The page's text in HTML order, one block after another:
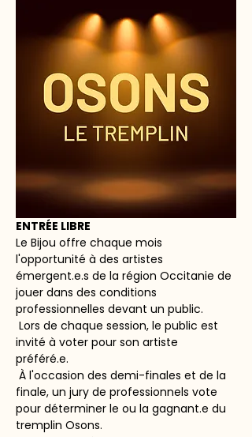
ENTRÉE LIBRE
Le Bijou offre chaque mois
l'opportunité à des artistes
émergent.e.s de la région Occitanie de
jouer dans des conditions
professionnelles devant un public.
Lors de chaque session, le public est
invité à voter pour son artiste
préféré.e.
À l'occasion des demi-finales et de la
finale, un jury de professionnels vote
pour déterminer le ou la gagnant.e du
tremplin Osons.